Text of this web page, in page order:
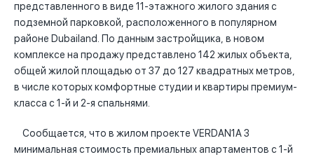
представленного в виде 11-этажного жилого здания с
подземной парковкой, расположенного в популярном
районе Dubailand. По данным застройщика, в новом
комплексе на продажу представлено 142 жилых объекта,
общей жилой площадью от 37 до 127 квадратных метров,
в числе которых комфортные студии и квартиры премиум-
класса с 1-й и 2-я спальнями.
Сообщается, что в жилом проекте VERDAN1A 3
минимальная стоимость премиальных апартаментов с 1-й